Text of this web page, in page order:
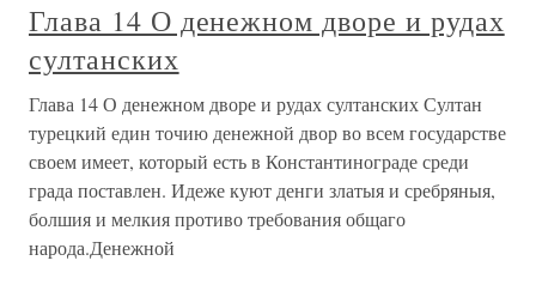
Глава 14 О денежном дворе и рудах
султанских
Глава 14 О денежном дворе и рудах султанских Султан
турецкий един точию денежной двор во всем государстве
своем имеет, который есть в Константинограде среди
града поставлен. Идеже куют денги златыя и сребряныя,
болшия и мелкия противо требования общаго
народа.Денежной